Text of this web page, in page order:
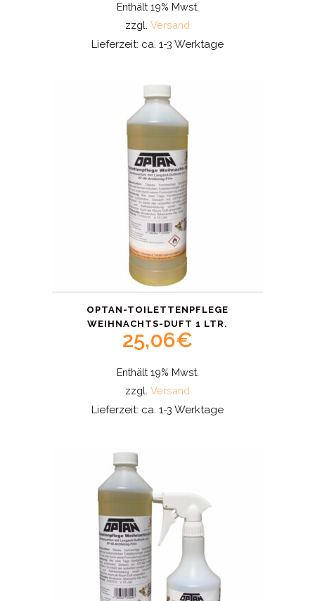
Enthält 19% Mwst.
zzgl. Versand
Lieferzeit: ca. 1-3 Werktage
OPTAN-TOILETTENPFLEGE
WEIHNACHTS-DUFT 1 LTR.
25,06€
Enthält 19% Mwst.
zzgl. Versand
Lieferzeit: ca. 1-3 Werktage